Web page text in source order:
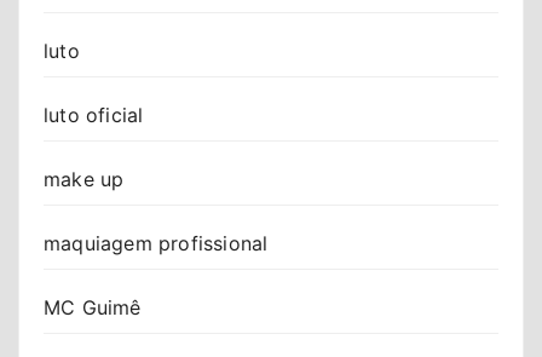
luto
luto oficial
make up
maquiagem profissional
MC Guimê